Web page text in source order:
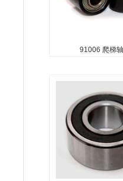
91006 爬梯
5307 汽车冷却风
承